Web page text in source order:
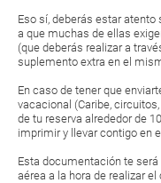
Eso sí, deberás estar
a que muchas de ellas
(que deberás realizar a
suplemento extra en el
En caso de tener que
vacacional (Caribe,
de tu reserva alrededor de
imprimir y llevar contigo en
Esta documentación te
aérea a la hora de realizar